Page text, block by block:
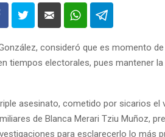
consideró que es momento
tiempos electorales, pues mantener la
asesinato, cometido por sicarios el
de Blanca Merari Tziu Muñoz,
para esclarecerlo lo más